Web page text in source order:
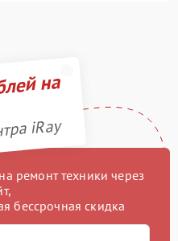
на
iRay
ремонт техники через
бессрочная скидка